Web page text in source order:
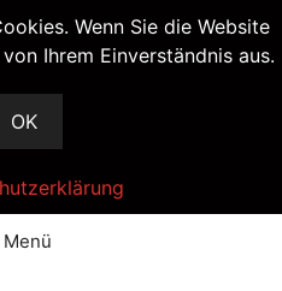
Menü
Wenn Sie die Website
Ihrem Einverständnis aus.
OK